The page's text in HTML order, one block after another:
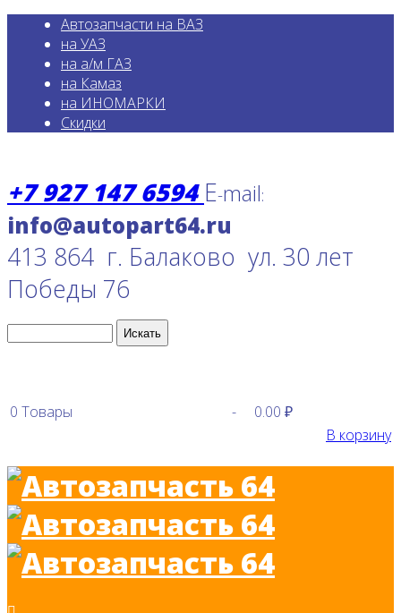
Автозапчасти на ВАЗ
на УАЗ
на а/м ГАЗ
на Камаз
на ИНОМАРКИ
Скидки
+7 927 147 6594 E-mail:
413 864 г. Балаково ул. 30 лет
Победы 76
0 Товары -
0.00 ₽
В корзину